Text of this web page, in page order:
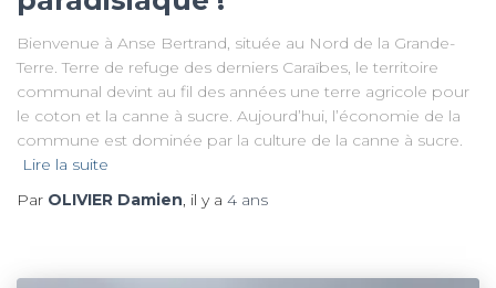
Bienvenue à Anse Bertrand, située au Nord de la Grande-
Terre. Terre de refuge des derniers Caraïbes, le territoire
communal devint au fil des années une terre agricole pour
le coton et la canne à sucre. Aujourd’hui, l’économie de la
commune est dominée par la culture de la canne à sucre.
Lire la suite
Par OLIVIER Damien, il y a 4 ans